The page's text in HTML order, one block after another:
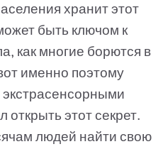
хранит этот
быть ключом к
как многие борются в
именно поэтому
этот секрет.
людей найти свою